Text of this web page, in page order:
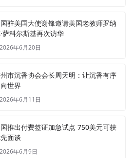
驻美国大使谢锋邀请美国老教师罗纳
萨科尔斯基再次访华
2026年6月20日
市沉香协会会长周天明：让沉香有序
世界
2026年6月11日
推出付费签证加急试点 750美元可获
面谈
2026年6月9日